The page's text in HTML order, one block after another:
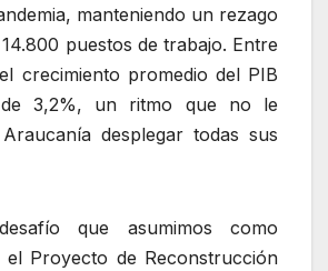
manteniendo un rezago
puestos de trabajo. Entre
crecimiento promedio del PIB
3,2%, un ritmo que no le
desplegar todas sus
que asumimos como
Proyecto de Reconstrucción